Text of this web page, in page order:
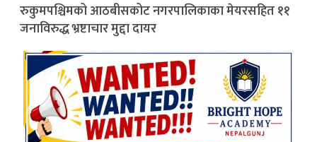
रुकुमपश्चिमको आठबीसकोट नगरपालिकाका मेयरसहित ११
जनाविरुद्ध भ्रष्टाचार मुद्दा दायर